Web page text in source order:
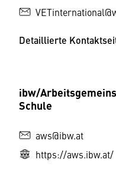
Detaillierte
ibw/
Schule
aws@ibw.at
https://aws.ibw.at/